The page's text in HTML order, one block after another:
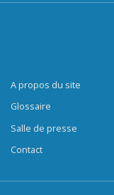
A propos du site
Glossaire
Salle de presse
Contact